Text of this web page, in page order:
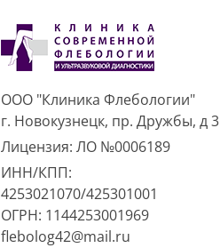
ООО "Клиника Флебологии"
г. Новокузнецк, пр. Дружбы, д 3
Лицензия: ЛО №0006189
ИНН/КПП:
4253021070/425301001
ОГРН: 1144253001969
flebolog42@mail.ru